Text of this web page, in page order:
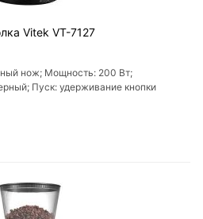
Vitek VT-7127
нож; Мощность: 200 Вт;
Пуск: удерживание кнопки